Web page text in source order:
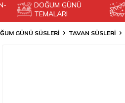
DOĞUM GÜNÜ
TEMALARI
GÜNÜ SÜSLERİ TAVAN SÜSLERİ